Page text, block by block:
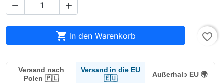
 
 In den Warenkorb favorite_border
Versand nach
Polen 🇵🇱
Versand in die EU
🇪🇺
Außerhalb EU 🌍